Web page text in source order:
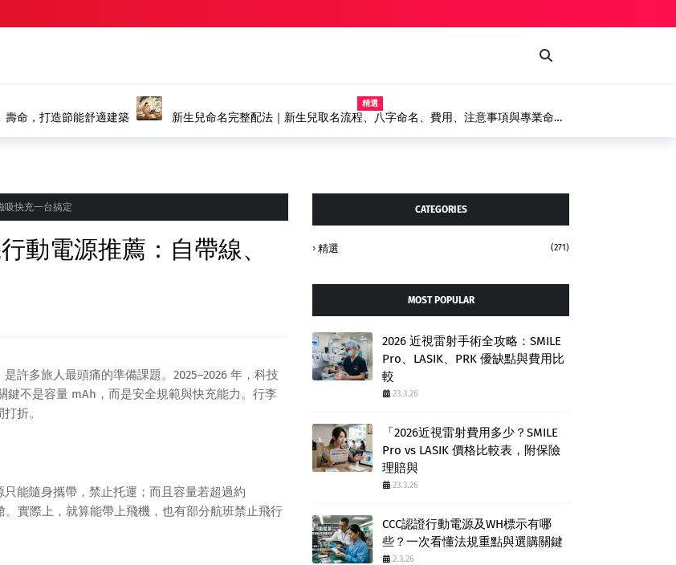
壽命，打造節能舒適建築
精選
新生兒命名完整配法｜新生兒取名流程、八字命名、費用、注意事項與專業命名
吸快充一台搞定
動電源推薦：自帶線、
許多旅人最頭痛的準備課題。2025–2026 年，科技
不是容量 mAh，而是安全規範與快充能力。行李
折。
能隨身攜帶，禁止托運；而且容量若超過約
。實際上，就算能帶上飛機，也有部分航班禁止飛行
CATEGORIES
精選 (271)
MOST POPULAR
2026 近視雷射手術全攻略：SMILE
Pro、LASIK、PRK 優缺點與費用比
較
23.3.26
「2026近視雷射費用多少？SMILE
Pro vs LASIK 價格比較表，附保險
理賠與
23.3.26
CCC認證行動電源及WH標示有哪
些？一次看懂法規重點與選購關鍵
2.3.26